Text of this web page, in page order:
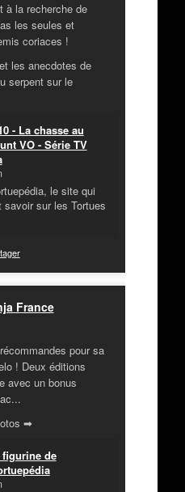
à la recherche de
les seules et
coriaces !
les anecdotes de
serpent sur le
- La chasse au
VO - Série TV
le site qui
sur les Tortues
France
pour sa
! Deux éditions
avec un bonus
➡
figurine de